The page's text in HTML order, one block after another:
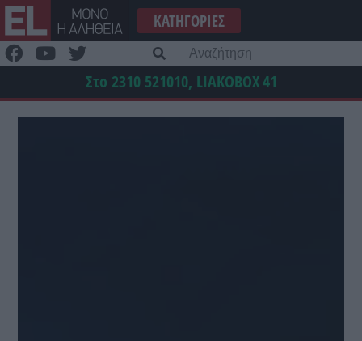
Μετάβαση
στο
περιεχόμενο
ΚΑΤΗΓΟΡΊΕΣ
Στο 2310 521010, LIAKOBOX41